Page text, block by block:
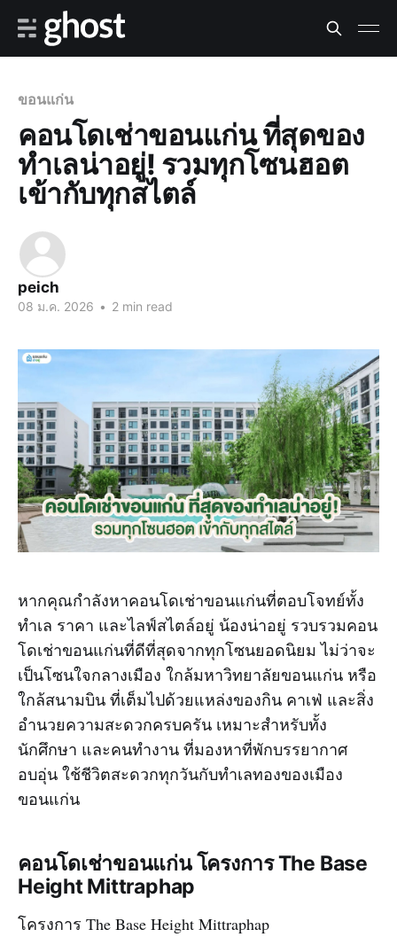
ขอนแก่น
คอนโดเช่าขอนแก่น ที่สุดของ
ทำเลน่าอยู่! รวมทุกโซนฮอต
เข้ากับทุกสไตล์
peich
08 ม.ค. 2026 • 2 min read
หากคุณกำลังหาคอนโดเช่าขอนแก่นที่ตอบโจทย์ทั้ง
ทำเล ราคา และไลฟ์สไตล์อยู่ น้องน่าอยู่ รวบรวมคอน
โดเช่าขอนแก่นที่ดีที่สุดจากทุกโซนยอดนิยม ไม่ว่าจะ
เป็นโซนใจกลางเมือง ใกล้มหาวิทยาลัยขอนแก่น หรือ
ใกล้สนามบิน ที่เต็มไปด้วยแหล่งของกิน คาเฟ่ และสิ่ง
อำนวยความสะดวกครบครัน เหมาะสำหรับทั้ง
นักศึกษา และคนทำงาน ที่มองหาที่พักบรรยากาศ
อบอุ่น ใช้ชีวิตสะดวกทุกวันกับทำเลทองของเมือง
ขอนแก่น
คอนโดเช่าขอนแก่น โครงการ The Base
Height Mittraphap
โครงการ The Base Height Mittraphap